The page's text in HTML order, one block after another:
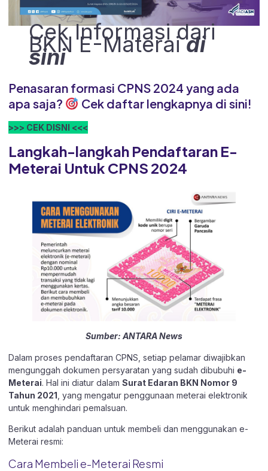
Cek Informasi dari
BKN E-Materaidi
sini
Penasaran formasi CPNS 2024 yang ada
apa saja?
Cek daftar lengkapnya di sini!
>>> CEK DISNI <<<
Langkah-langkah Pendaftaran E-
Meterai Untuk CPNS 2024
Sumber: ANTARA News
Dalam proses pendaftaran CPNS, setiap pelamar diwajibkan
mengunggah dokumen persyaratan yang sudah dibubuhi e-
Meterai. Hal ini diatur dalam Surat Edaran BKN Nomor 9
Tahun 2021 , yang mengatur penggunaan meterai elektronik
untuk menghindari pemalsuan.
Berikut adalah panduan untuk membeli dan menggunakan e-
Meterai resmi:
Cara Membeli e-Meterai Resmi